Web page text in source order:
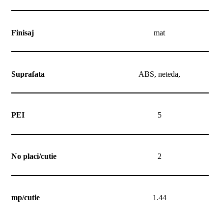
Finisaj mat
Suprafata ABS, neteda,
PEI 5
No placi/cutie 2
mp/cutie 1.44